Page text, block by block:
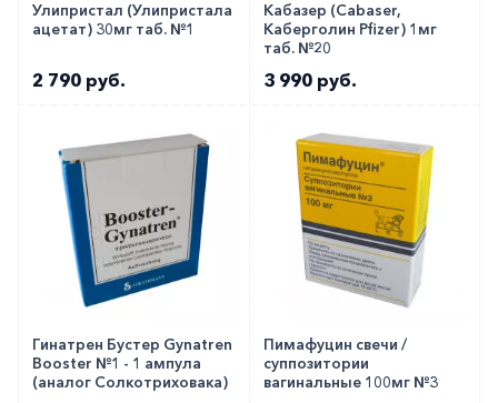
Улипристал (Улипристала
ацетат) 30мг таб. №1
2 790 руб.
Кабазер (Cabaser,
Каберголин Pfizer) 1мг
таб. №20
3 990 руб.
Гинатрен Бустер Gynatren
Booster №1 - 1 ампула
(аналог Солкотриховака)
Пимафуцин свечи /
суппозитории
вагинальные 100мг №3